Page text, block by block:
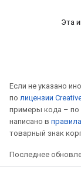
Эта
Если не указано
по лицензии
примеры кода – по
написано в
товарный знак
Последнее